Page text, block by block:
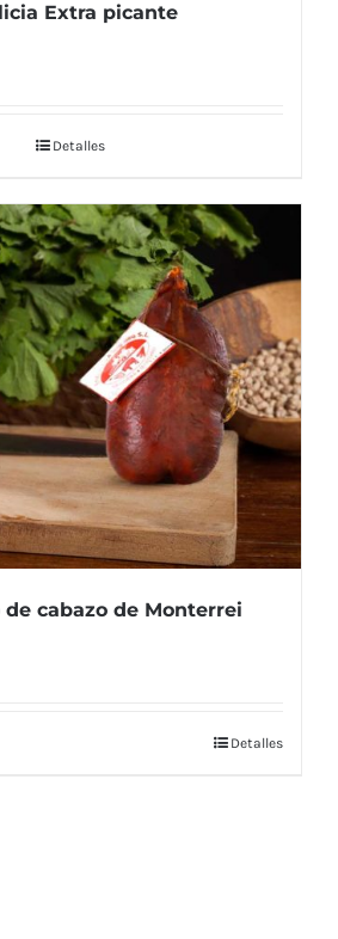
Extra picante
Detalles
de cabazo de Monterrei
Detalles